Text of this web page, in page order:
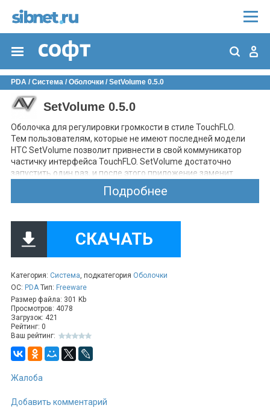
PDA / Система / Оболочки / SetVolume 0.5.0
SetVolume 0.5.0
Оболочка для регулировки громкости в стиле TouchFLO.
Тем пользователям, которые не имеют последней модели
HTC SetVolume позволит привнести в свой коммуникатор
частичку интерфейса TouchFLO. SetVolume достаточно
запустить один раз, и после этого приложение заменит
стандартную оболочку, так что при нажатии на клавиши
увеличения или уменьшения громкости вы будете видеть не
громкости, кнопками «+» и «-», а также клавишей перехода в
режим «вибро».
Подробнее
СКАЧАТЬ
Категория: Система, подкатегория Оболочки
ОС: PDAТип: Freeware
Размер файла: 301 Kb
Просмотров: 4078
Загрузок: 421
Рейтинг: 0
Ваш рейтинг:
Жалоба
Добавить комментарий